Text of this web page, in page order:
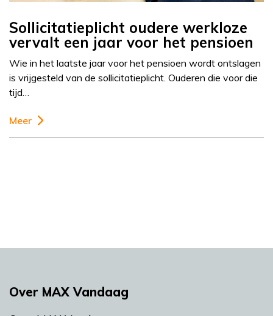
Sollicitatieplicht oudere werkloze
vervalt een jaar voor het pensioen
Wie in het laatste jaar voor het pensioen wordt ontslagen
is vrijgesteld van de sollicitatieplicht. Ouderen die voor die
tijd…
Meer
Over MAX Vandaag